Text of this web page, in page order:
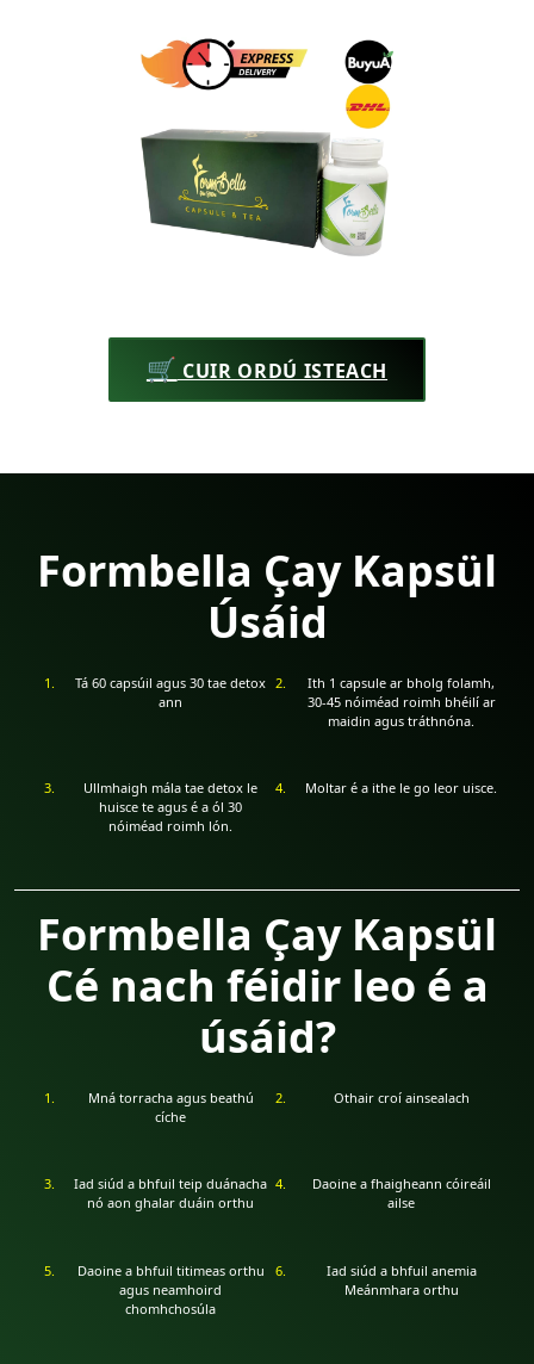
🛒 CUIR ORDÚ ISTEACH
Formbella Çay Kapsül
Úsáid
Tá 60 capsúil agus 30 tae detox
ann
Ith 1 capsule ar bholg folamh,
30-45 nóiméad roimh bhéilí ar
maidin agus tráthnóna.
Ullmhaigh mála tae detox le
huisce te agus é a ól 30
nóiméad roimh lón.
Moltar é a ithe le go leor uisce.
Formbella Çay Kapsül
Cé nach féidir leo é a
úsáid?
Mná torracha agus beathú
cíche
Othair croí ainsealach
Iad siúd a bhfuil teip duánacha
nó aon ghalar duáin orthu
Daoine a fhaigheann cóireáil
ailse
Daoine a bhfuil titimeas orthu
agus neamhoird
chomhchosúla
Iad siúd a bhfuil anemia
Meánmhara orthu